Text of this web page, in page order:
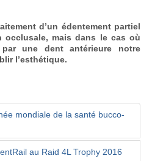
d’un édentement partiel
mais dans le cas où
par une dent antérieure notre
l’esthétique.
mondiale de la santé bucco-
au Raid 4L Trophy 2016